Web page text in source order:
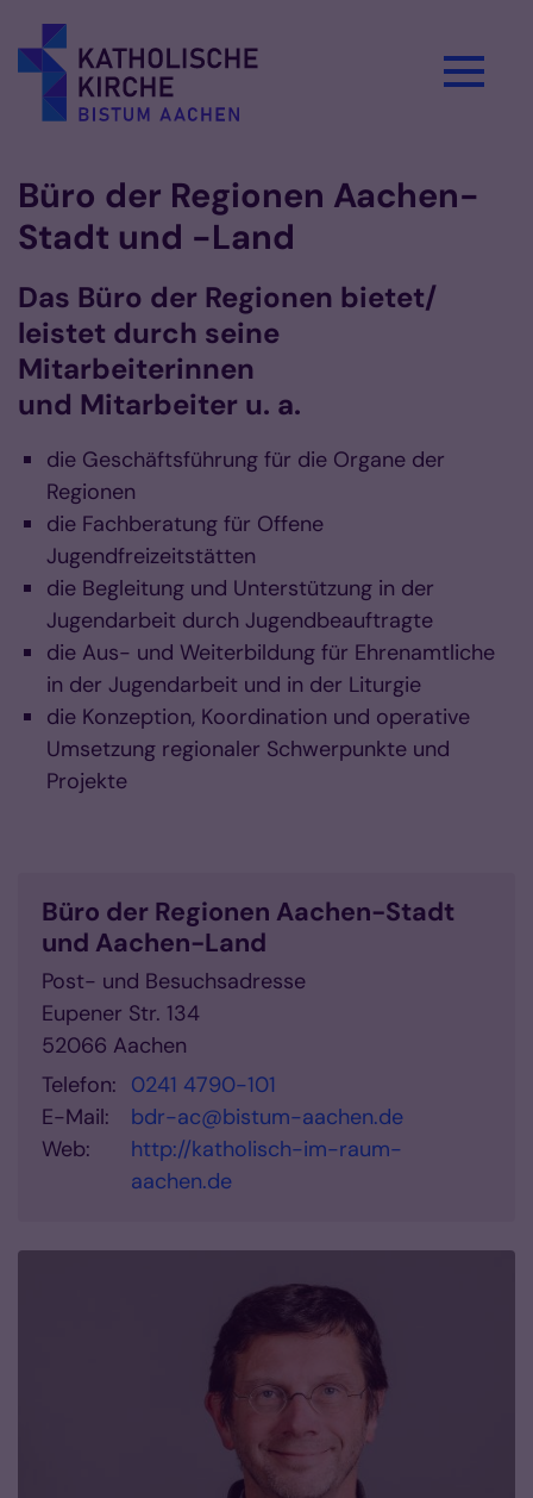
Büro der Regionen Aachen-
Stadt und -Land
Das Büro der Regionen bietet/
leistet durch seine
Mitarbeiterinnen
und Mitarbeiter u. a.
die Geschäftsführung für die Organe der
Regionen
die Fachberatung für Offene
Jugendfreizeitstätten
die Begleitung und Unterstützung in der
Jugendarbeit durch Jugendbeauftragte
die Aus- und Weiterbildung für Ehrenamtliche
in der Jugendarbeit und in der Liturgie
die Konzeption, Koordination und operative
Umsetzung regionaler Schwerpunkte und
Projekte
Büro der Regionen Aachen-Stadt
und Aachen-Land
Post- und Besuchsadresse
Eupener Str. 134
52066 Aachen
Telefon: 0241 4790-101
E-Mail:
bdr-ac@bistum-aachen.de
Web:
http://katholisch-im-raum-
aachen.de